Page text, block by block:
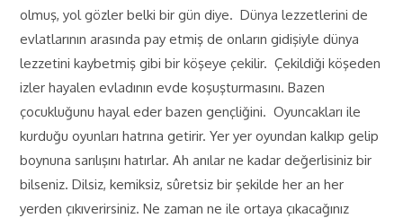
olmuş, yol gözler belki bir gün diye. Dünya lezzetlerini de
evlatlarının arasında pay etmiş de onların gidişiyle dünya
lezzetini kaybetmiş gibi bir köşeye çekilir. Çekildiği köşeden
izler hayalen evladının evde koşuşturmasını. Bazen
çocukluğunu hayal eder bazen gençliğini. Oyuncakları ile
kurduğu oyunları hatrına getirir. Yer yer oyundan kalkıp gelip
boynuna sarılışını hatırlar. Ah anılar ne kadar değerlisiniz bir
bilseniz. Dilsiz, kemiksiz, sûretsiz bir şekilde her an her
yerden çıkıverirsiniz. Ne zaman ne ile ortaya çıkacağınız